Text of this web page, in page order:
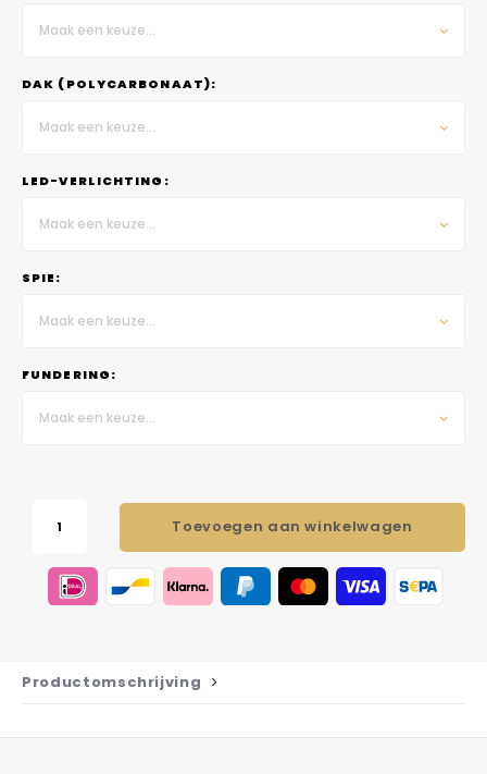
Maak een keuze...
DAK (POLYCARBONAAT):
Maak een keuze...
LED-VERLICHTING:
Maak een keuze...
SPIE:
Maak een keuze...
FUNDERING:
Maak een keuze...
Toevoegen aan winkelwagen
Productomschrijving